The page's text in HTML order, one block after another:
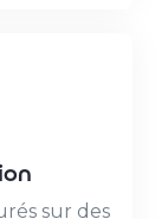
sur des